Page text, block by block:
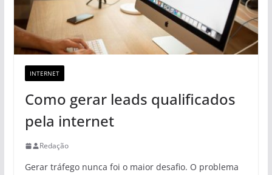
INTERNET
Como gerar leads qualificados
pela internet
Redação
Gerar tráfego nunca foi o maior desafio. O problema